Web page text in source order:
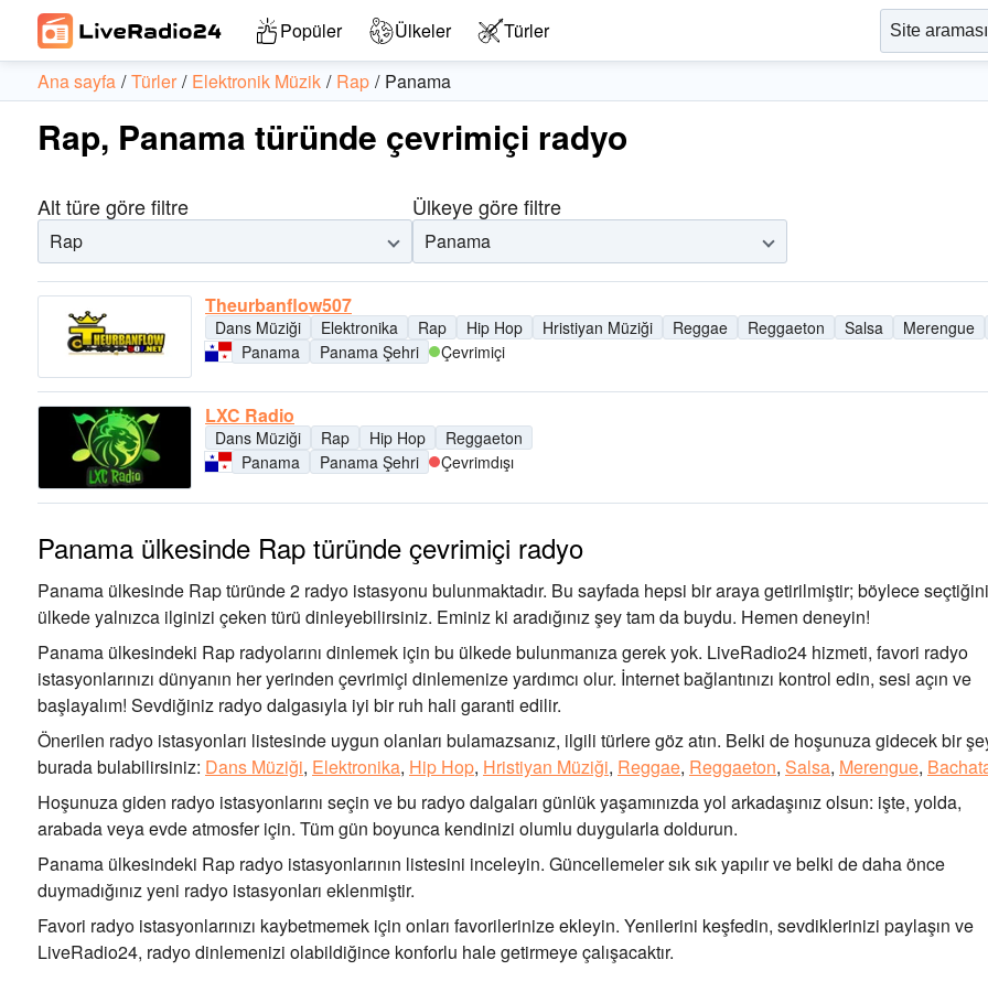
Popüler Ülkeler Türler
Ana sayfa Türler Elektronik Müzik Rap Panama
Rap, Panama türünde çevrimiçi radyo
Alt türe göre filtre
Rap
Ülkeye göre filtre
Panama
Theurbanflow507
Dans Müziği Elektronika Rap Hip Hop Hristiyan Müziği Reggae Reggaeton Salsa Merengue
Panama
Panama Şehri Çevrimiçi
LXC Radio
Dans Müziği Rap Hip Hop
Reggaeton
Panama
Panama Şehri Çevrimdışı
Panama ülkesinde Rap türünde çevrimiçi radyo
Panama ülkesinde Rap türünde 2 radyo istasyonu bulunmaktadır. Bu sayfada hepsi bir araya getirilmiştir; böylece
ülkede yalnızca ilginizi çeken türü dinleyebilirsiniz. Eminiz ki aradığınız şey tam da buydu. Hemen deneyin!
Panama ülkesindeki Rap radyolarını dinlemek için bu ülkede bulunmanıza gerek yok. LiveRadio24 hizmeti, favori radyo
istasyonlarınızı dünyanın her yerinden çevrimiçi dinlemenize yardımcı olur. İnternet bağlantınızı kontrol edin, sesi açın ve
başlayalım! Sevdiğiniz radyo dalgasıyla iyi bir ruh hali garanti edilir.
Önerilen radyo istasyonları listesinde uygun olanları bulamazsanız, ilgili türlere göz atın. Belki de hoşunuza gidecek bir
burada bulabilirsiniz: Dans Müziği, Elektronika, Hip Hop, Hristiyan Müziği, Reggae, Reggaeton, Salsa, Merengue,
Hoşunuza giden radyo istasyonlarını seçin ve bu radyo dalgaları günlük yaşamınızda yol arkadaşınız olsun: işte, yolda,
arabada veya evde atmosfer için. Tüm gün boyunca kendinizi olumlu duygularla doldurun.
Panama ülkesindeki Rap radyo istasyonlarının listesini inceleyin. Güncellemeler sık sık yapılır ve belki de daha önce
duymadığınız yeni radyo istasyonları eklenmiştir.
Favori radyo istasyonlarınızı kaybetmemek için onları favorilerinize ekleyin. Yenilerini keşfedin, sevdiklerinizi paylaşın ve
LiveRadio24, radyo dinlemenizi olabildiğince konforlu hale getirmeye çalışacaktır.